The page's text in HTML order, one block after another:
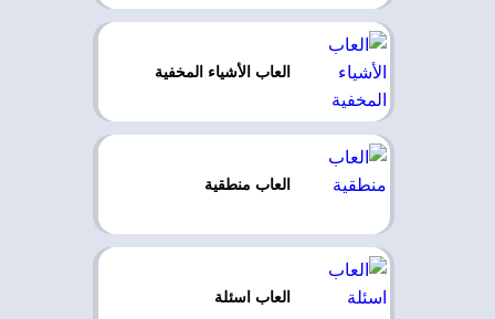
العاب الأشياء المخفية
العاب منطقية
العاب اسئلة